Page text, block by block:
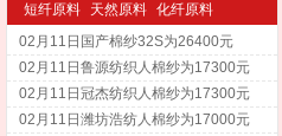
短纤原料 天然原料 化纤原料
02月11日国产棉纱32S为26400元
02月11日鲁源纺织人棉纱为17300元
02月11日冠杰纺织人棉纱为17300元
02月11日潍坊浩纺人棉纱为17000元